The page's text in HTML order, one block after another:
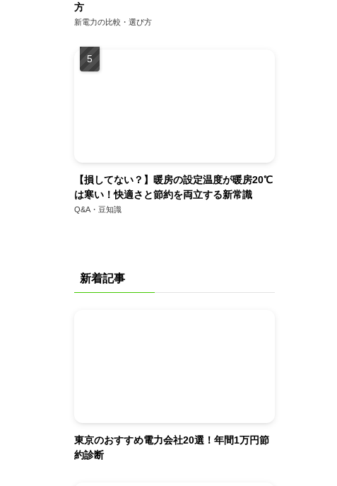
方
新電力の比較・選び方
【損してない？】暖房の設定温度が暖房20℃
は寒い！快適さと節約を両立する新常識
Q&A・豆知識
新着記事
東京のおすすめ電力会社20選！年間1万円節
約診断